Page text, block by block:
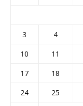
3
4
10
11
17
18
24
25